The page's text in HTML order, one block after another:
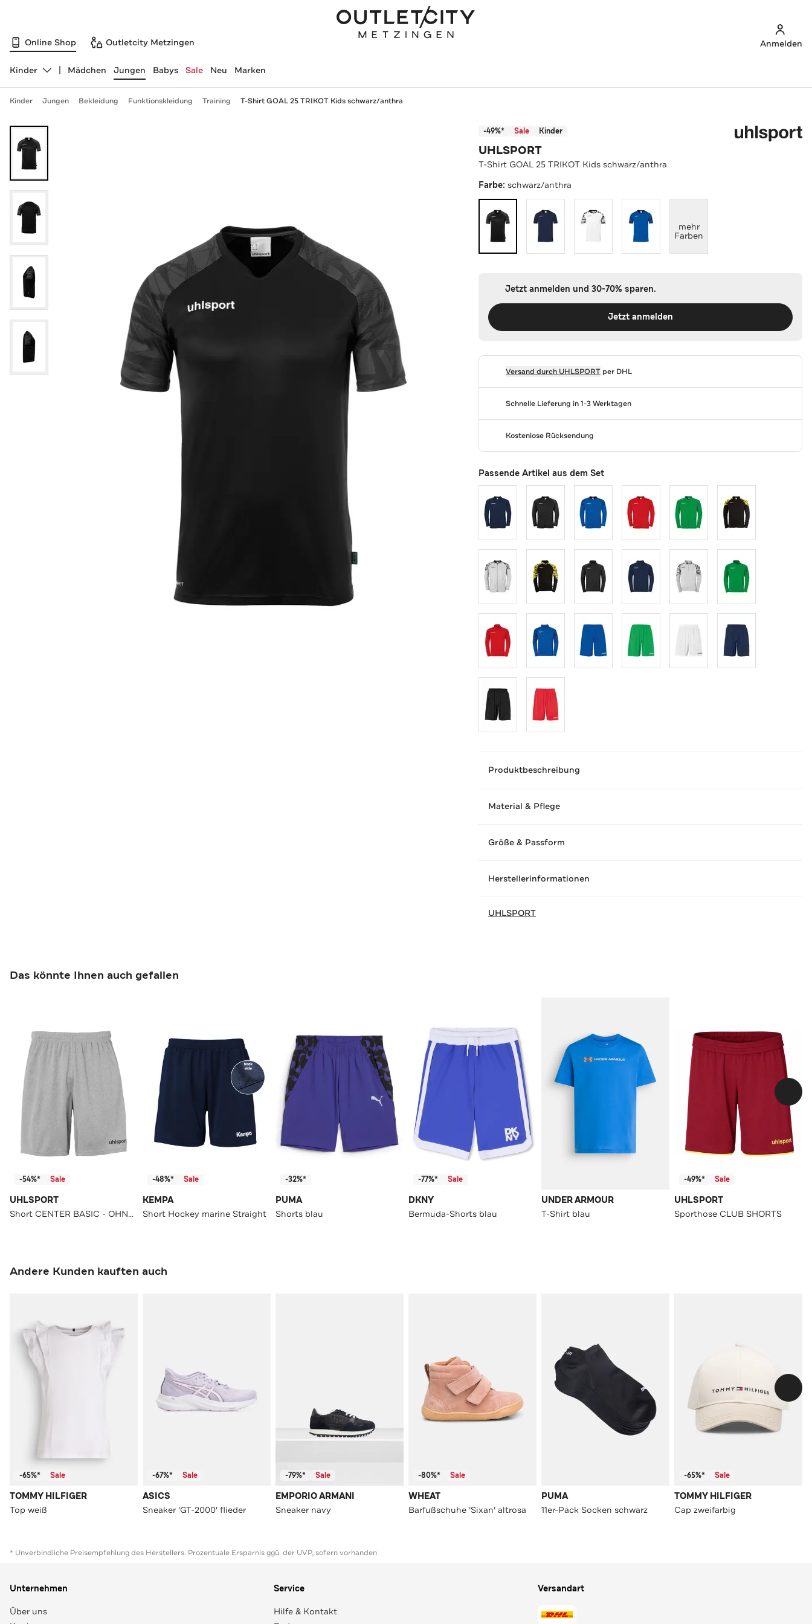
Online Shop Outletcity Metzingen Anmelden
Abteilung ändern, ausgewählt:
Kinder Mädchen Jungen Babys Sale Neu Marken
Kinder Jungen Bekleidung Funktionskleidung Training T-Shirt GOAL 25 TRIKOT Kids schwarz/anthra
-49%* Sale Kinder
UHLSPORT
T-Shirt GOAL 25 TRIKOT Kids schwarz/anthra
Farbe: schwarz/anthra
mehr
Farben
Jetzt anmelden und 30-70% sparen.
Jetzt anmelden
Versand durch UHLSPORT per DHL
Schnelle Lieferung in 1-3 Werktagen
Kostenlose Rücksendung
Passende Artikel aus dem Set
Produktbeschreibung
Material & Pflege
Größe & Passform
Herstellerinformationen
UHLSPORT
Das könnte Ihnen auch gefallen
-54%* Sale
UHLSPORT
Short CENTER BASIC - OHNE INNENSLIP
-48%* Sale
KEMPA
Short Hockey marine Straight
-32%*
PUMA
Shorts blau
-77%* Sale
DKNY
Bermuda-Shorts blau
UNDER ARMOUR
T-Shirt blau
-49%* Sale
UHLSPORT
Sporthose CLUB SHORTS
Andere Kunden kauften auch
-65%* Sale
TOMMY HILFIGER
Top weiß
-67%* Sale
ASICS
Sneaker 'GT-2000' flieder
-79%* Sale
EMPORIO ARMANI
Sneaker navy
-80%* Sale
WHEAT
Barfußschuhe 'Sixan' altrosa
PUMA
11er-Pack Socken schwarz
-65%* Sale
TOMMY HILFIGER
Cap zweifarbig
* Unverbindliche Preisempfehlung des Herstellers. Prozentuale Ersparnis ggü. der UVP, sofern vorhanden
Unternehmen
Über uns
Service
Hilfe & Kontakt
Versandart